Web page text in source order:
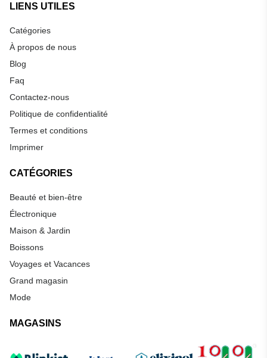
LIENS UTILES
Catégories
À propos de nous
Blog
Faq
Contactez-nous
Politique de confidentialité
Termes et conditions
Imprimer
CATÉGORIES
Beauté et bien-être
Électronique
Maison & Jardin
Boissons
Voyages et Vacances
Grand magasin
Mode
MAGASINS